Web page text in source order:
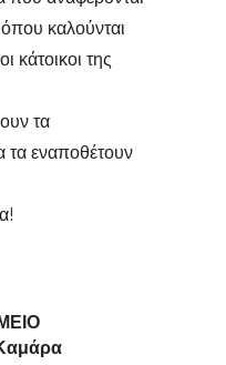
καλούνται
κάτοικοι της
τα
τα εναποθέτουν